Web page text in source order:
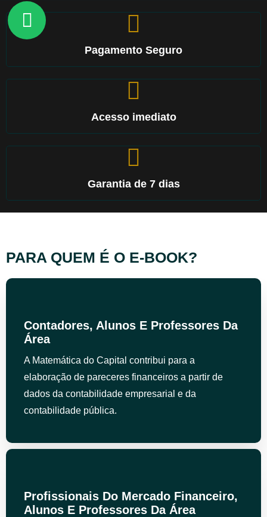
Pagamento Seguro
Acesso imediato
Garantia de 7 dias
PARA QUEM É O E-BOOK?
Contadores, Alunos E Professores Da
Área
A Matemática do Capital contribui para a
elaboração de pareceres financeiros a partir de
dados da contabilidade empresarial e da
contabilidade pública.
Profissionais Do Mercado Financeiro,
Alunos E Professores Da Área